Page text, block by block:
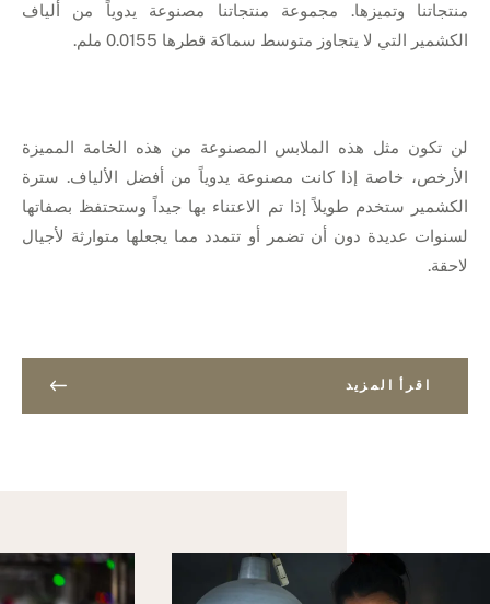
منتجاتنا وتميزها. مجموعة منتجاتنا مصنوعة يدوياً من ألياف
الكشمير التي لا يتجاوز متوسط سماكة قطرها 0.0155 ملم.
لن تكون مثل هذه الملابس المصنوعة من هذه الخامة المميزة
الأرخص، خاصة إذا كانت مصنوعة يدوياً من أفضل الألياف. سترة
الكشمير ستخدم طويلاً إذا تم الاعتناء بها جيداً وستحتفظ بصفاتها
لسنوات عديدة دون أن تضمر أو تتمدد مما يجعلها متوارثة لأجيال
لاحقة.
اقرأ المزيد